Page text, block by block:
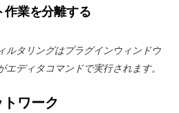
業を分離する
ルタリングはプラグインウィンドウ
ディタコマンドで実行されます。
ワーク